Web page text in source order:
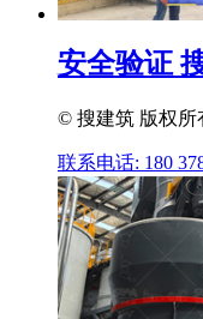
安全验证
© 搜建筑 版权所
联系电话: 180